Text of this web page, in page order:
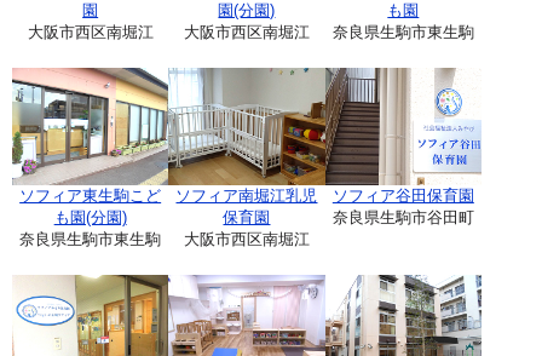
園
大阪市西区南堀江
園(分園)
大阪市西区南堀江
も園
奈良県生駒市東生駒
ソフィア東生駒こど
も園(分園)
奈良県生駒市東生駒
ソフィア南堀江乳児
保育園
大阪市西区南堀江
ソフィア谷田保育園
奈良県生駒市谷田町